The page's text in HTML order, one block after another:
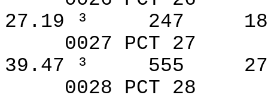
27.19 ³
247
0027 PCT 27
39.47 ³
555
0028 PCT 28